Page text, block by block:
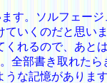
す。ソルフェー
いくのだと思い
れるので、あと
全部書き取れた
な記憶があります